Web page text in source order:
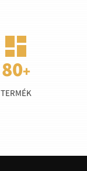

TERMÉK